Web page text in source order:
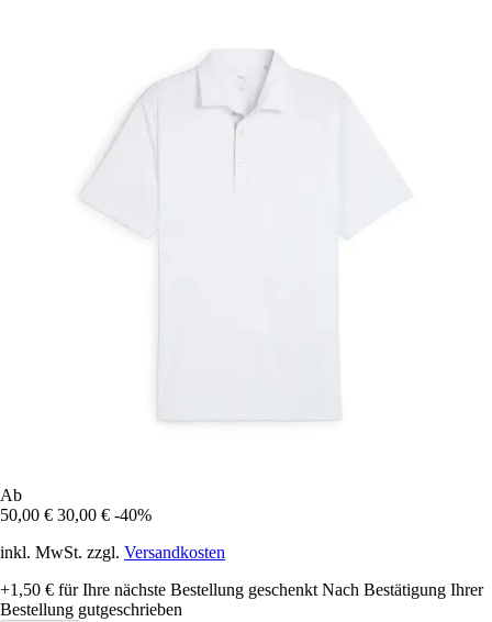
Ab
50,00 € 30,00 € -40%
inkl. MwSt. zzgl. Versandkosten
+1,50 € für Ihre nächste Bestellung geschenkt Nach Bestätigung Ihrer
Bestellung gutgeschrieben